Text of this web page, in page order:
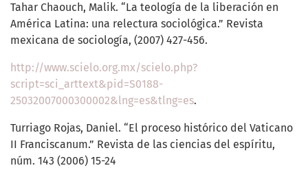
Tahar Chaouch, Malik. “La teología de la liberación en
América Latina: una relectura sociológica.” Revista
mexicana de sociología, (2007) 427-456.
http://www.scielo.org.mx/scielo.php?
script=sci_arttext&pid=S0188-
25032007000300002&lng=es&tlng=es.
Turriago Rojas, Daniel. “El proceso histórico del Vaticano
II Franciscanum.” Revista de las ciencias del espíritu,
núm. 143 (2006) 15-24